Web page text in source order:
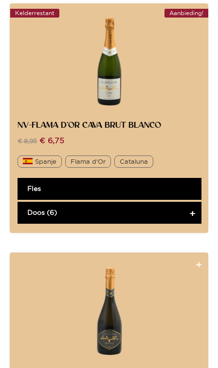
Aanbieding!
Kelderrestant
NV-FLAMA D’OR CAVA BRUT BLANCO
€8,95 € 6,75
Spanje Flama d'Or Cataluna
Fles
Doos (6)